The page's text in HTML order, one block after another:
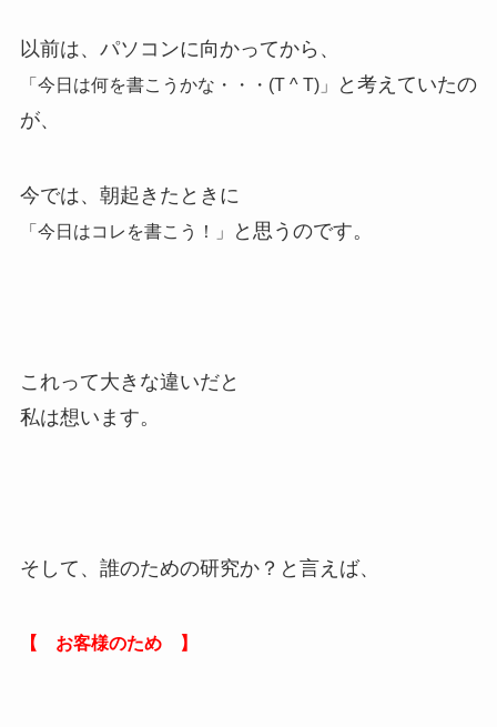
以前は、パソコンに向かってから、
「今日は何を書こうかな・・・(T ^ T)」
と考えていたの
が、
今では、朝起きたときに
「今日はコレを書こう！」 と思うのです。
これって大きな違いだと
私は想います。
そして、誰のための研究か？と言えば、
【 お客様のため 】